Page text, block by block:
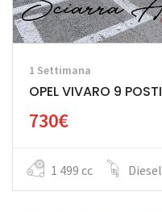
1 Settimana
OPEL VIVARO 9 POSTI
730€
1 499 cc Diesel